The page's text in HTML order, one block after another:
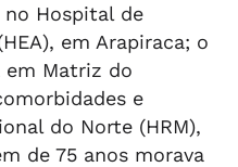
Hospital de
em Arapiraca; o
em Matriz do
e
do Norte (HRM),
de 75 anos morava